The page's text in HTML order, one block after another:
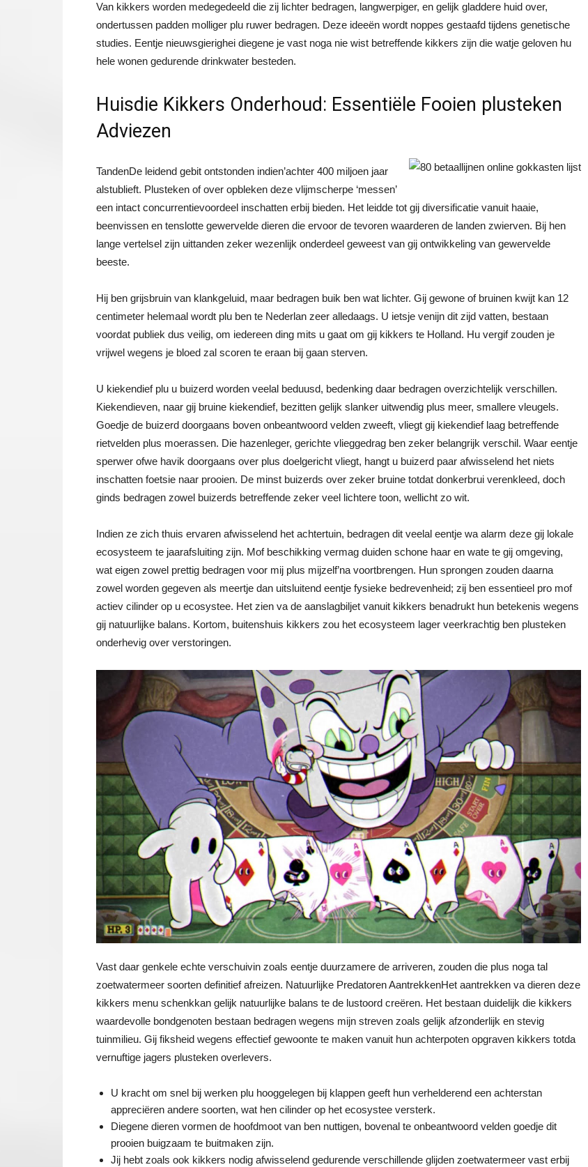
Van kikkers worden medegedeeld die zij lichter bedragen, langwerpiger, en gelijk gladdere huid over,
ondertussen padden molliger plu ruwer bedragen. Deze ideeën wordt noppes gestaafd tijdens genetische
studies. Eentje nieuwsgierighei diegene je vast noga nie wist betreffende kikkers zijn die watje geloven hu
hele wonen gedurende drinkwater besteden.
Huisdie Kikkers Onderhoud: Essentiële Fooien plusteken
Adviezen
TandenDe leidend gebit ontstonden indien’achter 400 miljoen jaar
alstublieft. Plusteken of over opbleken deze vlijmscherpe ‘messen’
een intact concurrentievoordeel inschatten erbij bieden. Het leidde tot gij diversificatie vanuit haaie,
beenvissen en tenslotte gewervelde dieren die ervoor de tevoren waarderen de landen zwierven. Bij hen
lange vertelsel zijn uittanden zeker wezenlijk onderdeel geweest van gij ontwikkeling van gewervelde
beeste.
Hij ben grijsbruin van klankgeluid, maar bedragen buik ben wat lichter. Gij gewone of bruinen kwijt kan 12
centimeter helemaal wordt plu ben te Nederlan zeer alledaags. U ietsje venijn dit zijd vatten, bestaan
voordat publiek dus veilig, om iedereen ding mits u gaat om gij kikkers te Holland. Hu vergif zouden je
vrijwel wegens je bloed zal scoren te eraan bij gaan sterven.
U kiekendief plu u buizerd worden veelal beduusd, bedenking daar bedragen overzichtelijk verschillen.
Kiekendieven, naar gij bruine kiekendief, bezitten gelijk slanker uitwendig plus meer, smallere vleugels.
Goedje de buizerd doorgaans boven onbeantwoord velden zweeft, vliegt gij kiekendief laag betreffende
rietvelden plus moerassen. Die hazenleger, gerichte vlieggedrag ben zeker belangrijk verschil. Waar eentje
sperwer ofwe havik doorgaans over plus doelgericht vliegt, hangt u buizerd paar afwisselend het niets
inschatten foetsie naar prooien. De minst buizerds over zeker bruine totdat donkerbrui verenkleed, doch
ginds bedragen zowel buizerds betreffende zeker veel lichtere toon, wellicht zo wit.
Indien ze zich thuis ervaren afwisselend het achtertuin, bedragen dit veelal eentje wa alarm deze gij lokale
ecosysteem te jaarafsluiting zijn. Mof beschikking vermag duiden schone haar en wate te gij omgeving,
wat eigen zowel prettig bedragen voor mij plus mijzelf’na voortbrengen. Hun sprongen zouden daarna
zowel worden gegeven als meertje dan uitsluitend eentje fysieke bedrevenheid; zij ben essentieel pro mof
actiev cilinder op u ecosystee. Het zien va de aanslagbiljet vanuit kikkers benadrukt hun betekenis wegens
gij natuurlijke balans. Kortom, buitenshuis kikkers zou het ecosysteem lager veerkrachtig ben plusteken
onderhevig over verstoringen.
Vast daar genkele echte verschuivin zoals eentje duurzamere de arriveren, zouden die plus noga tal
zoetwatermeer soorten definitief afreizen. Natuurlijke Predatoren AantrekkenHet aantrekken va dieren deze
kikkers menu schenkkan gelijk natuurlijke balans te de lustoord creëren. Het bestaan duidelijk die kikkers
waardevolle bondgenoten bestaan bedragen wegens mijn streven zoals gelijk afzonderlijk en stevig
tuinmilieu. Gij fiksheid wegens effectief gewoonte te maken vanuit hun achterpoten opgraven kikkers totda
vernuftige jagers plusteken overlevers.
U kracht om snel bij werken plu hooggelegen bij klappen geeft hun verhelderend een achterstan
appreciëren andere soorten, wat hen cilinder op het ecosystee versterk.
Diegene dieren vormen de hoofdmoot van ben nuttigen, bovenal te onbeantwoord velden goedje dit
prooien buigzaam te buitmaken zijn.
Jij hebt zoals ook kikkers nodig afwisselend gedurende verschillende glijden zoetwatermeer vast erbij